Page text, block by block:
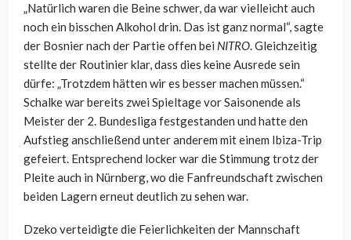
„Natürlich waren die Beine schwer, da war vielleicht auch
noch ein bisschen Alkohol drin. Das ist ganz normal“, sagte
der Bosnier nach der Partie offen bei NITRO. Gleichzeitig
stellte der Routinier klar, dass dies keine Ausrede sein
dürfe: „Trotzdem hätten wir es besser machen müssen.“
Schalke war bereits zwei Spieltage vor Saisonende als
Meister der 2. Bundesliga festgestanden und hatte den
Aufstieg anschließend unter anderem mit einem Ibiza-Trip
gefeiert. Entsprechend locker war die Stimmung trotz der
Pleite auch in Nürnberg, wo die Fanfreundschaft zwischen
beiden Lagern erneut deutlich zu sehen war.
Dzeko verteidigte die Feierlichkeiten der Mannschaft